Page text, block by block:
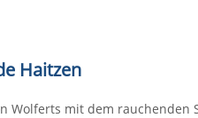
Haitzen
Wolferts mit dem rauchenden